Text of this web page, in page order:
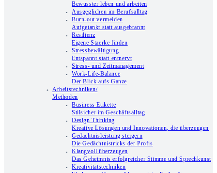
Bewusster leben und arbeiten
Ausgeglichen im Berufsalltag
Burn-out vermeiden
Aufgetankt statt ausgebrannt
Resilienz
Eigene Staerke finden
Stressbewältigung
Entspannt statt entnervt
Stress- und Zeitmanagement
Work-Life-Balance
Der Blick aufs Ganze
Arbeitstechniken/
Methoden
Business Etikette
Stilsicher im Geschäftsalltag
Design Thinking
Kreative Lösungen und Innovationen, die überzeugen
Gedächtnisleistung steigern
Die Gedächtnistricks der Profis
Klangvoll überzeugen
Das Geheimnis erfolgreicher Stimme und Sprechkunst
Kreativitätstechniken